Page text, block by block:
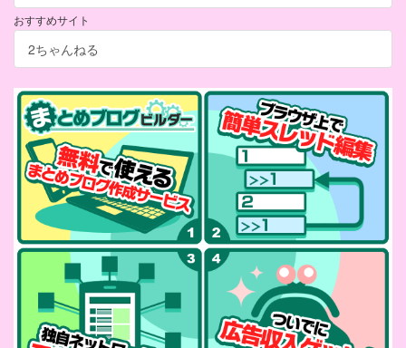
おすすめサイト
2ちゃんねる